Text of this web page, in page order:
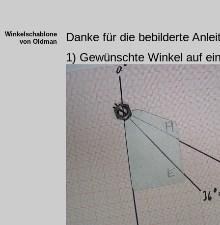
Winkelschablone
von Oldman
Danke für die bebilderte
1) Gewünschte Winkel auf